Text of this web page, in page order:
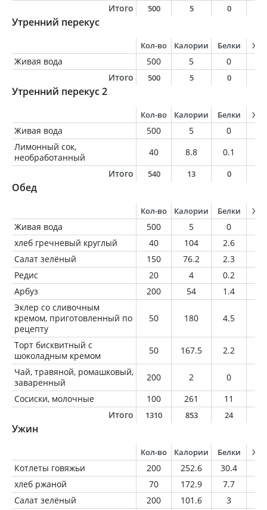
Итого
500 5 0
Утренний перекус
Кол-во Калории Белки
Живая вода 500 5 0
Итого
500 5 0
Утренний перекус 2
Кол-во Калории Белки
Живая вода 500 5 0
Лимонный сок,
необработанный
40 8.8 0.1
Итого
540 13 0
Обед
Кол-во Калории Белки
Живая вода 500 5 0
хлеб гречневый круглый
40 104 2.6
Салат зелёный
150 76.2 2.3
Редис
20 4 0.2
Арбуз
200 54 1.4
Эклер со сливочным
кремом, приготовленный по
рецепту
50 180 4.5
Торт бисквитный с
шоколадным кремом
50 167.5 2.2
Чай, травяной, ромашковый,
заваренный
200 2 0
Сосиски, молочные
100 261 11
Итого
1310 853 24
Ужин
Кол-во Калории Белки
Котлеты говяжьи 200 252.6 30.4
хлеб ржаной
70 172.9 7.7
Салат зелёный
200 101.6 3